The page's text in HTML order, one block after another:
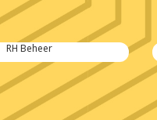
RH Beheer